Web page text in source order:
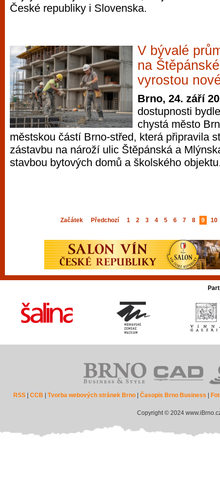
České republiky i Slovenska.
V bývalé
na
vyrostou
Brno, 24. září
dostupnosti
chystá město
městskou částí Brno-střed, která připravila
zástavbu na nároží ulic Štěpánská a
stavbou bytových domů a školského
Začátek Předchozí 1 2 3 4 5 6 7 8 9 10
RSS |CCB |Tvorba webových stránek Brno |Časopis Brno Business
Copyright © 2024